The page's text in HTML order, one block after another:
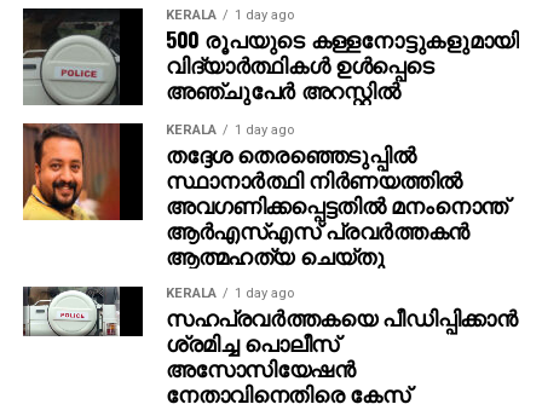
KERALA 1 day ago
500 രൂപയുടെ കള്ളനോട്ടുകളുമായി
വിദ്യാര്‍ത്ഥികള്‍ ഉള്‍പ്പെടെ
അഞ്ചുപേര്‍ അറസ്റ്റില്‍
KERALA 1 day ago
തദ്ദേശ തെരഞ്ഞെടുപ്പില്‍
സ്ഥാനാര്‍ത്ഥി നിര്‍ണയത്തില്‍
അവഗണിക്കപ്പെട്ടതില്‍ മനംനൊന്ത്
ആര്‍എസ്എസ് പ്രവര്‍ത്തകന്‍
ആത്മഹത്യ ചെയ്തു
KERALA 1 day ago
സഹപ്രവര്‍ത്തകയെ പീഡിപ്പിക്കാന്‍
ശ്രമിച്ച പൊലീസ്
അസോസിയേഷന്‍
നേതാവിനെതിരെ കേസ്